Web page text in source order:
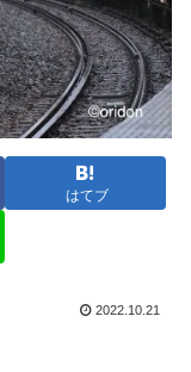
はてブ
2022.10.21